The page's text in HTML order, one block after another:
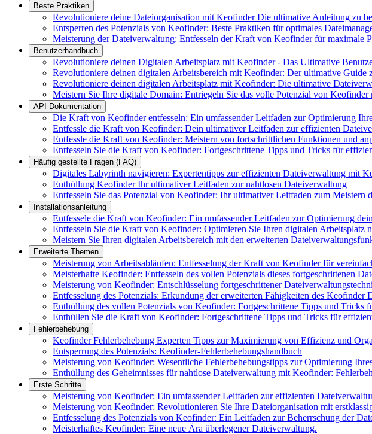
Beste Praktiken
Revolutioniere deine Dateiorganisation mit Keofinder Die ultimative Anleitung zu
Entsperren des Potenzials von Keofinder: Beste Praktiken für optimales
Meisterung der Dateiverwaltung: Entfesseln der Kraft von Keofinder für maximale
Benutzerhandbuch
Revolutioniere deinen Digitalen Arbeitsplatz mit Keofinder - Das Ultimative
Revolutioniere deinen digitalen Arbeitsbereich mit Keofinder: Der ultimative Guide
Revolutioniere deinen digitalen Arbeitsplatz mit Keofinder: Die ultimative
Meistern Sie Ihre digitale Domain: Entriegeln Sie das volle Potenzial von Keofinder
API-Dokumentation
Die Kraft von Keofinder entfesseln: Ein umfassender Leitfaden zur Optimierung
Entfessle die Kraft von Keofinder: Dein ultimativer Leitfaden zur effizienten
Entfessle die Kraft von Keofinder: Meistern von fortschrittlichen Funktionen und
Entfesseln Sie die Kraft von Keofinder: Fortgeschrittene Tipps und Tricks für
Häufig gestellte Fragen (FAQ)
Digitales Labyrinth navigieren: Expertentipps zur effizienten Dateiverwaltung mit
Enthüllung Keofinder Ihr ultimativer Leitfaden zur nahtlosen Dateiverwaltung
Entfesseln Sie das Potenzial von Keofinder: Ihr ultimativer Leitfaden zum Meistern
Installationsanleitung
Entfessele die Kraft von Keofinder: Ein umfassender Leitfaden zur Optimierung
Entfesseln Sie die Kraft von Keofinder: Optimieren Sie Ihren digitalen Arbeitsplatz
Meistern Sie Ihren digitalen Arbeitsbereich mit den erweiterten
Erweiterte Themen
Meisterung von Arbeitsabläufen: Entfesselung der Kraft von Keofinder für
Meisterhafte Keofinder: Entfesseln des vollen Potenzials dieses fortgeschrittenen
Meisterung von Keofinder: Entschlüsselung fortgeschrittener
Entfesselung des Potenzials: Erkundung der erweiterten Fähigkeiten des Keofinder
Enthüllung des vollen Potenzials von Keofinder: Fortgeschrittene Tipps und Tricks
Enthüllen Sie die Kraft von Keofinder: Fortgeschrittene Tipps und Tricks für
Fehlerbehebung
Keofinder Fehlerbehebung Experten Tipps zur Maximierung von Effizienz und
Entsperrung des Potenzials: Keofinder-Fehlerbehebungshandbuch
Meisterung von Keofinder: Wesentliche Fehlerbehebungstipps zur Optimierung
Enthüllung des Geheimnisses für nahtlose Dateiverwaltung mit Keofinder:
Erste Schritte
Meisterung von Keofinder: Ein umfassender Leitfaden zur effizienten
Meisterung von Keofinder: Revolutionieren Sie Ihre Dateiorganisation mit
Entfesselung des Potenzials von Keofinder: Ein Leitfaden zur Beherrschung der
Meisterhaftes Keofinder: Eine neue Ära überlegener Dateiverwaltung.